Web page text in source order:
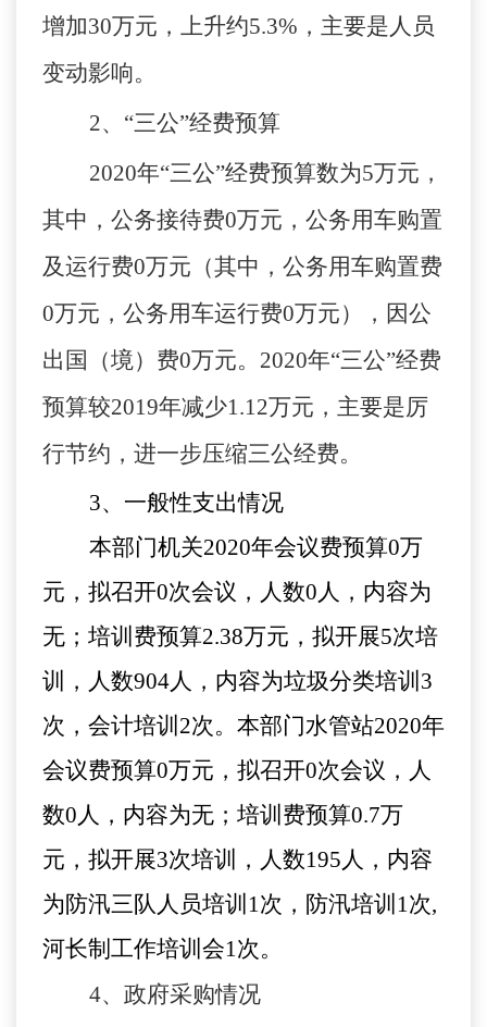
增加30万元，上升约5.3%，主要是人员
变动影响。
2、 “三公”经费预算
2020年“三公”经费预算数为5万元，
其中，公务接待费0万元，公务用车购置
及运行费0万元（其中，公务用车购置费
0万元，公务用车运行费0万元），因公
出国（境）费0万元。 2020年“三公”经费
预算较2019年减少1.12万元，主要是厉
行节约，进一步压缩三公经费。
3、 一般性支出情况
本部门机关2020年会议费预算0万
元，拟召开0次会议，人数0人，内容为
无；培训费预算2.38万元，拟开展5次培
训，人数904人，内容为垃圾分类培训3
次，会计培训2次。本部门水管站2020年
会议费预算0万元，拟召开0次会议，人
数0人，内容为无；培训费预算0.7万
元，拟开展3次培训，人数195人，内容
为防汛三队人员培训1次，防汛培训1次,
河长制工作培训会1次。
4、政府采购情况